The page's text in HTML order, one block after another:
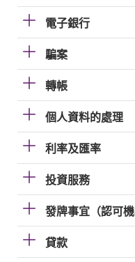
電子銀行
騙案
轉帳
個人資料的處理
利率及匯率
投資服務
發牌事宜（認可
貸款